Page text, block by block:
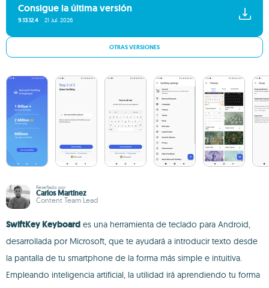
Consigue la última versión
9.13.12.4 21 Jul. 2026
OTRAS VERSIONES
Reseñado por
Carlos Martínez
Content Team Lead
SwiftKey Keyboard es una herramienta de teclado para Android,
desarrollada por Microsoft, que te ayudará a introducir texto desde
la pantalla de tu smartphone de la forma más simple e intuitiva.
Empleando inteligencia artificial, la utilidad irá aprendiendo tu forma